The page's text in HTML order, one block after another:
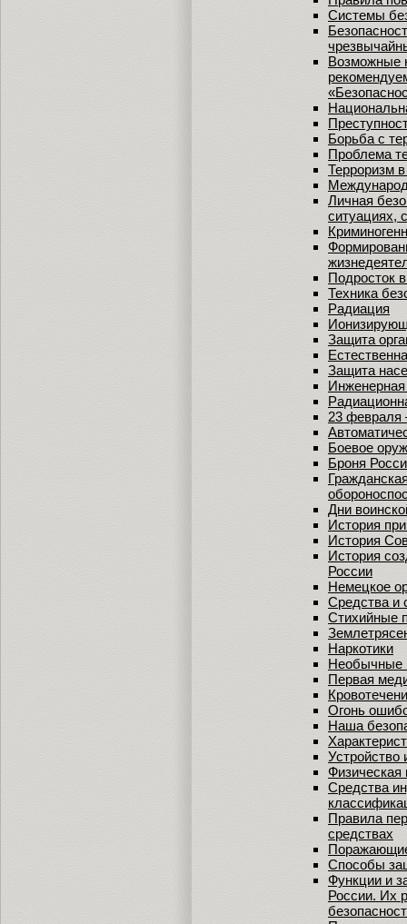
Системы
Возможные
Борьба с
Проблема
Терроризм
Личная
ситуациях,
Подросток
Техника
Радиация
Защита
Защита
23 февраля
Боевое
Броня
Дни
История
История
История
России
Немецкое
Средства и
Стихийные
Наркотики
Необычные
Первая
Огонь
Наша
Устройство
Физическая
Средства
Правила
средствах
Способы
Функции и
России. Их